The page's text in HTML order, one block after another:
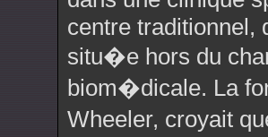
centre traditionnel,
situ�e hors du
biom�dicale. La
Wheeler, croyait